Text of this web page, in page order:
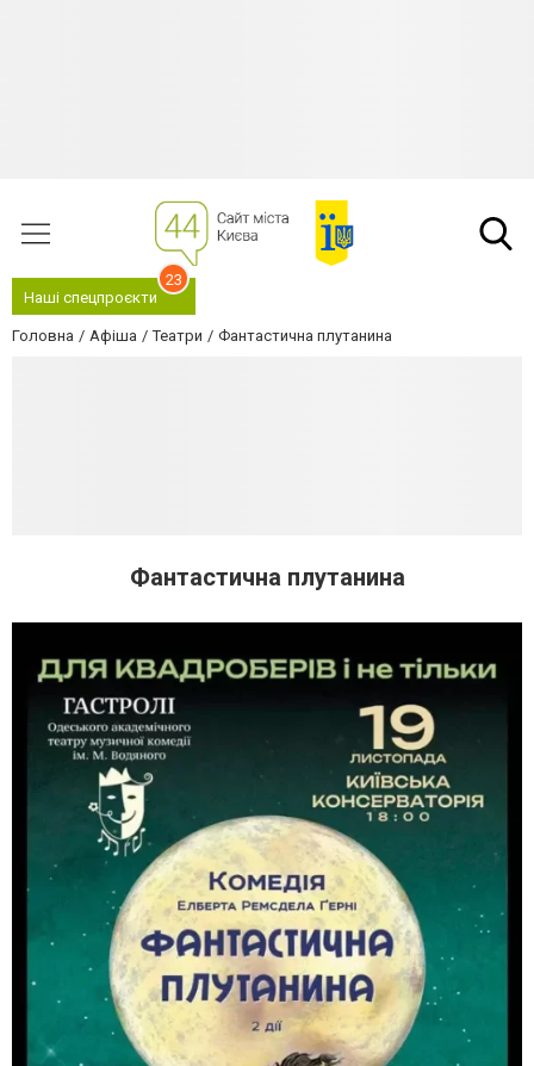
Наші спецпроєкти
23
Головна Афіша Театри Фантастична плутанина
Фантастична плутанина